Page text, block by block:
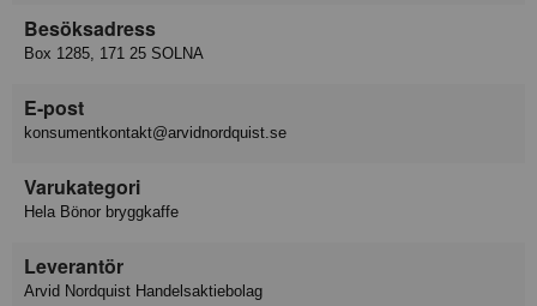
Besöksadress
Box 1285, 171 25 SOLNA
E-post
konsumentkontakt@arvidnordquist.se
Varukategori
Hela Bönor bryggkaffe
Leverantör
Arvid Nordquist Handelsaktiebolag